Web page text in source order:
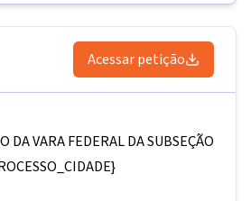
Acessar petição
DA VARA FEDERAL DA SUBSEÇÃO